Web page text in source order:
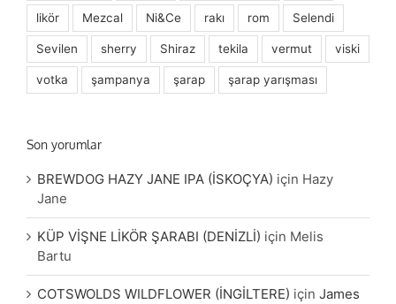
likör Mezcal Ni&Ce rakı rom Selendi
Sevilen sherry Shiraz tekila vermut viski
votka şampanya şarap şarap yarışması
Son yorumlar
BREWDOG HAZY JANE IPA (İSKOÇYA) için Hazy
Jane
KÜP VİŞNE LİKÖR ŞARABI (DENİZLİ) için Melis
Bartu
COTSWOLDS WILDFLOWER (İNGİLTERE) için James